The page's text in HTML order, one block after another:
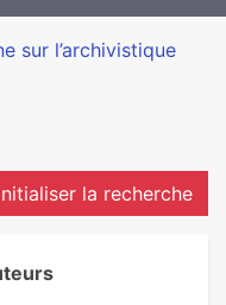
sur l’archivistique
la recherche